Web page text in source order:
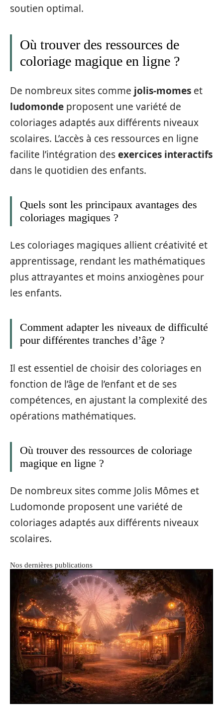
soutien optimal.
Où trouver des ressources de
coloriage magique en ligne ?
De nombreux sites comme jolis-momes et
ludomonde proposent une variété de
coloriages adaptés aux différents niveaux
scolaires. L’accès à ces ressources en ligne
facilite l’intégration desexercices interactifs
dans le quotidien des enfants.
Quels sont les principaux avantages des
coloriages magiques ?
Les coloriages magiques allient créativité et
apprentissage, rendant les mathématiques
plus attrayantes et moins anxiogènes pour
les enfants.
Comment adapter les niveaux de difficulté
pour différentes tranches d’âge ?
Il est essentiel de choisir des coloriages en
fonction de l’âge de l’enfant et de ses
compétences, en ajustant la complexité des
opérations mathématiques.
Où trouver des ressources de coloriage
magique en ligne ?
De nombreux sites comme Jolis Mômes et
Ludomonde proposent une variété de
coloriages adaptés aux différents niveaux
scolaires.
Nos dernières publications